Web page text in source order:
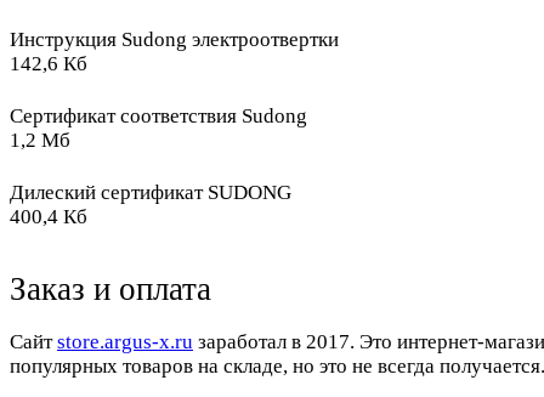
Инструкция Sudong электроотвертки
142,6 Кб
Сертификат соответствия Sudong
1,2 Мб
Дилеский сертификат SUDONG
400,4 Кб
Заказ и оплата
Cайтstore.argus-x.ru заработал в 2017. Это интернет-
популярных товаров на складе, но это не всегда